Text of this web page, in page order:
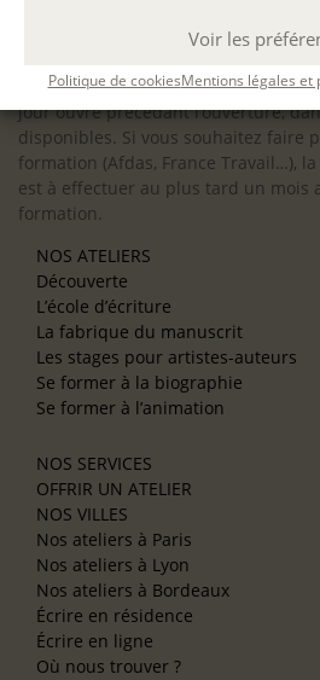
Voir les
Politique de cookiesMentions légales et
supports, accessibilité de nos
inscriptions à nos activités sont
jour ouvré précédant l’ouverture,
disponibles. Si vous souhaitez faire
formation (Afdas, France Travail…),
est à effectuer au plus tard un mois
formation.
NOS ATELIERS
Découverte
L’école d’écriture
La fabrique du manuscrit
Les stages pour artistes-auteurs
Se former à la biographie
Se former à l’animation
NOS SERVICES
OFFRIR UN ATELIER
NOS VILLES
Nos ateliers à Paris
Nos ateliers à Lyon
Nos ateliers à Bordeaux
Écrire en résidence
Écrire en ligne
Où nous trouver ?